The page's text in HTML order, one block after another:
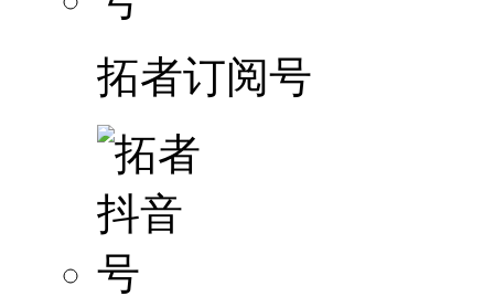
拓者订阅号